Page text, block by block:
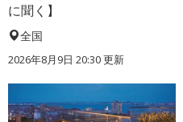
に聞く】
全国
2026年8月9日 20:30更新